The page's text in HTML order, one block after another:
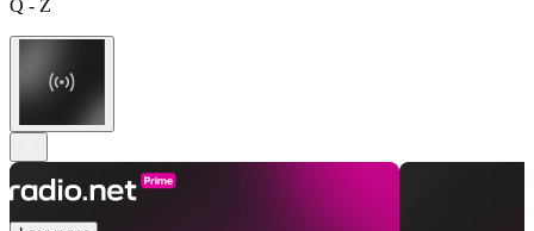
Q - Z